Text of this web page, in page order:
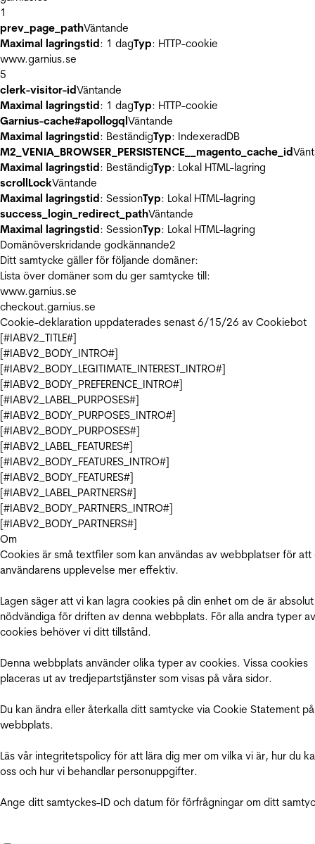
1
prev_page_pathVäntande
Maximal lagringstid: 1 dagTyp: HTTP-cookie
www.garnius.se
5
clerk-visitor-idVäntande
Maximal lagringstid: 1 dagTyp: HTTP-cookie
Garnius-cache#apollogqlVäntande
Maximal lagringstid: BeständigTyp: IndexeradDB
M2_VENIA_BROWSER_PERSISTENCE__magento_cache_id
Maximal lagringstid: BeständigTyp: Lokal HTML-lagring
scrollLockVäntande
Maximal lagringstid: SessionTyp: Lokal HTML-lagring
success_login_redirect_pathVäntande
Maximal lagringstid: SessionTyp: Lokal HTML-lagring
Domänöverskridande godkännande2
Ditt samtycke gäller för följande domäner:
Lista över domäner som du ger samtycke till:
www.garnius.se
checkout.garnius.se
Cookie-deklaration uppdaterades senast 6/15/26 av Cookiebot
[#IABV2_TITLE#]
[#IABV2_BODY_INTRO#]
[#IABV2_BODY_LEGITIMATE_INTEREST_INTRO#]
[#IABV2_BODY_PREFERENCE_INTRO#]
[#IABV2_LABEL_PURPOSES#]
[#IABV2_BODY_PURPOSES_INTRO#]
[#IABV2_BODY_PURPOSES#]
[#IABV2_LABEL_FEATURES#]
[#IABV2_BODY_FEATURES_INTRO#]
[#IABV2_BODY_FEATURES#]
[#IABV2_LABEL_PARTNERS#]
[#IABV2_BODY_PARTNERS_INTRO#]
[#IABV2_BODY_PARTNERS#]
Om
Cookies är små textfiler som kan användas av webbplatser för att
användarens upplevelse mer effektiv.
Lagen säger att vi kan lagra cookies på din enhet om de är absolut
nödvändiga för driften av denna webbplats. För alla andra typer av
cookies behöver vi ditt tillstånd.
Denna webbplats använder olika typer av cookies. Vissa cookies
placeras ut av tredjepartstjänster som visas på våra sidor.
Du kan ändra eller återkalla ditt samtycke via Cookie Statement
webbplats.
Läs vår integritetspolicy för att lära dig mer om vilka vi är, hur du
oss och hur vi behandlar personuppgifter.
Ange ditt samtyckes-ID och datum för förfrågningar om ditt